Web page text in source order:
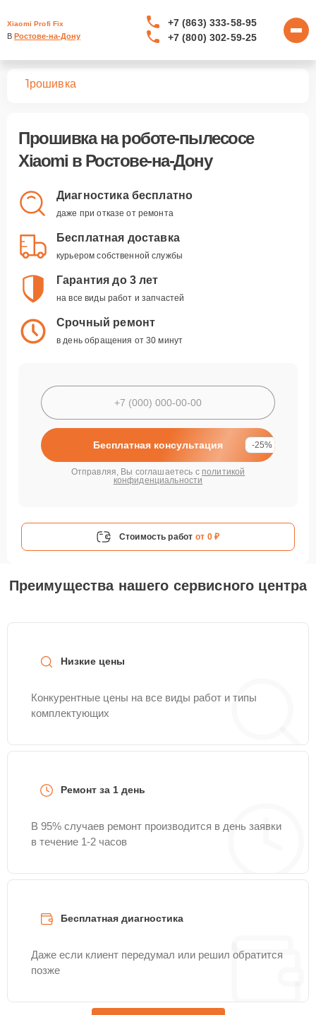
Xiaomi Profi Fix
В Ростове-на-Дону
+7 (863) 333-58-95
+7 (800) 302-59-25
Прошивка
Прошивкана роботе-пылесосе
Xiaomi в Ростове-на-Дону
Диагностика бесплатно
даже при отказе от ремонта
Бесплатная доставка
курьером собственной службы
Гарантия до 3 лет
на все виды работ и запчастей
Срочный ремонт
в день обращения от 30 минут
Бесплатная консультация -25%
Отправляя, Вы соглашаетесь с политикой
конфиденциальности
Стоимость работ от 0 ₽
Преимущества нашего сервисного центра
Низкие цены
Конкурентные цены на все виды работ и типы
комплектующих
Ремонт за 1 день
В 95% случаев ремонт производится в день заявки
в течение 1-2 часов
Бесплатная диагностика
Даже если клиент передумал или решил обратится
позже